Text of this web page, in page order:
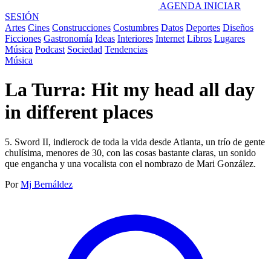
AGENDA INICIAR
SESIÓN
Artes Cines Construcciones Costumbres Datos Deportes Diseños
Ficciones Gastronomía Ideas Interiores Internet Libros Lugares
Música Podcast Sociedad Tendencias
Música
La Turra: Hit my head all day
in different places
5. Sword II, indierock de toda la vida desde Atlanta, un trío de gente
chulísima, menores de 30, con las cosas bastante claras, un sonido
que engancha y una vocalista con el nombrazo de Mari González.
Por Mj Bernáldez